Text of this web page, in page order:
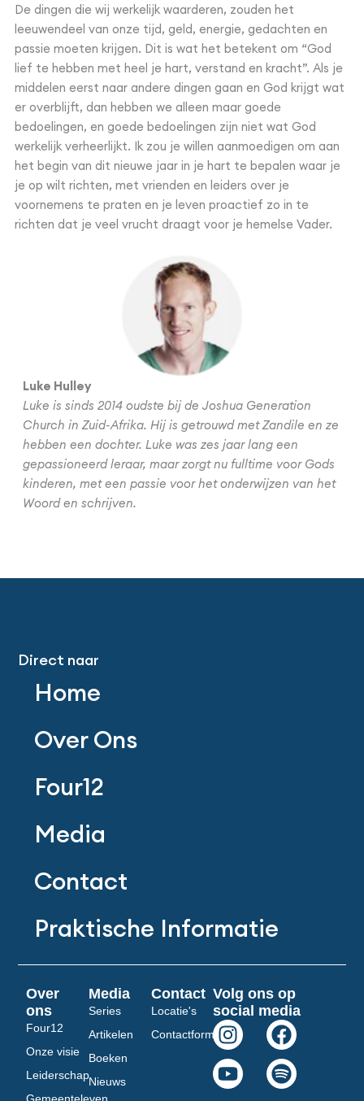
De dingen die wij werkelijk waarderen, zouden het
leeuwendeel van onze tijd, geld, energie, gedachten en
passie moeten krijgen. Dit is wat het betekent om “God
lief te hebben met heel je hart, verstand en kracht”. Als je
middelen eerst naar andere dingen gaan en God krijgt wat
er overblijft, dan hebben we alleen maar goede
bedoelingen, en goede bedoelingen zijn niet wat God
werkelijk verheerlijkt. Ik zou je willen aanmoedigen om aan
het begin van dit nieuwe jaar in je hart te bepalen waar je
je op wilt richten, met vrienden en leiders over je
voornemens te praten en je leven proactief zo in te
richten dat je veel vrucht draagt voor je hemelse Vader.
Luke Hulley
Luke is sinds 2014 oudste bij de Joshua Generation
Church in Zuid-Afrika. Hij is getrouwd met Zandile en ze
hebben een dochter. Luke was zes jaar lang een
gepassioneerd leraar, maar zorgt nu fulltime voor Gods
kinderen, met een passie voor het onderwijzen van het
Woord en schrijven.
Direct naar
Home
Over Ons
Four12
Media
Contact
Praktische Informatie
Over
ons
Four12
Onze visie
Leiderschap
Media
Series
Artikelen
Boeken
Nieuws
Contact
Locatie's
Contactformulier
Volg ons op
social media
I
n
s
t
F
a
c
e
Y
o
u
t
S
p
o
t